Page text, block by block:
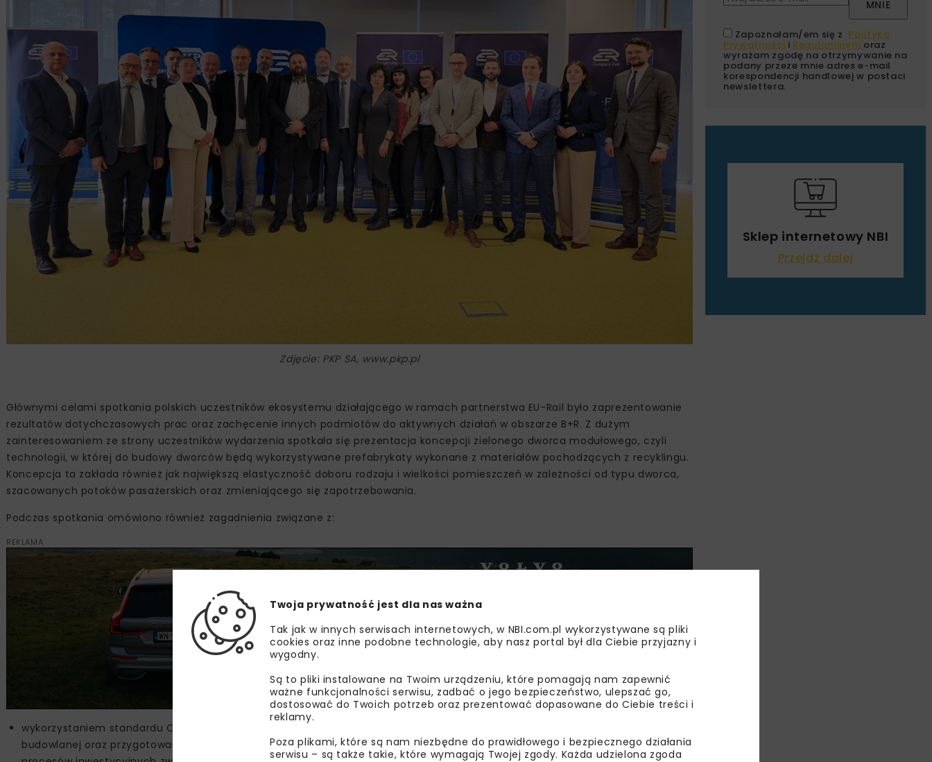
Zdjęcie: PKP SA, www.pkp.pl
Głównymi celami spotkania polskich uczestników ekosystemu działającego w ramach partnerstwa EU-Rail było zaprezentowanie
rezultatów dotychczasowych prac oraz zachęcenie innych podmiotów do aktywnych działań w obszarze B+R. Z dużym
zainteresowaniem ze strony uczestników wydarzenia spotkała się prezentacja koncepcji zielonego dworca modułowego, czyli
technologii, w której do budowy dworców będą wykorzystywane prefabrykaty wykonane z materiałów pochodzących z recyklingu.
Koncepcja ta zakłada również jak największą elastyczność doboru rodzaju i wielkości pomieszczeń w zależności od typu dworca,
szacowanych potoków pasażerskich oraz zmieniającego się zapotrzebowania.
Podczas spotkania omówiono również zagadnienia związane z:
REKLAMA
wykorzystaniem standardu OpenBIM (ang. Building Information Modelling) w procesie przygotowania i realizacji inwestycji
budowlanej oraz przygotowania koncepcji „cyfrowego bliźniaka” dworca, które mają na celu standaryzację oraz ujednolicenie
MNIE
Zapoznałam/em się z Polityką
Prywatności i Regulaminem oraz
wyrażam zgodę na otrzymywanie na
podany przeze mnie adres e-mail
korespondencji handlowej w postaci
newslettera.
Sklep internetowy NBI
Przejdź dalej
Twoja prywatność jest dla nas ważna
Tak jak w innych serwisach internetowych, w NBI.com.pl wykorzystywane są pliki
cookies oraz inne podobne technologie, aby nasz portal był dla Ciebie przyjazny i
wygodny.
Są to pliki instalowane na Twoim urządzeniu, które pomagają nam zapewnić
ważne funkcjonalności serwisu, zadbać o jego bezpieczeństwo, ulepszać go,
dostosować do Twoich potrzeb oraz prezentować dopasowane do Ciebie treści i
reklamy.
Poza plikami, które są nam niezbędne do prawidłowego i bezpiecznego działania
serwisu – są także takie, które wymagają Twojej zgody. Każda udzielona zgoda